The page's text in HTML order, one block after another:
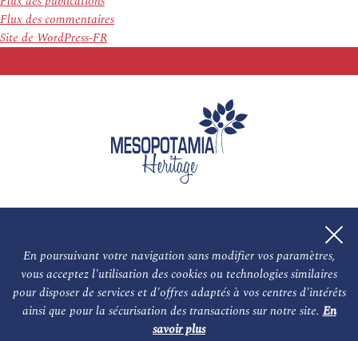
En poursuivant votre navigation sans modifier vos paramètres,
vous acceptez l'utilisation des cookies ou technologies similaires
pour disposer de services et d'offres adaptés à vos centres d'intérêts
ainsi que pour la sécurisation des transactions sur notre site.En
savoir plus
Flux des commentaires
Site de WordPress-FR
L'association NOS PARTENAIRES
Le conseil scientifique et nos experts Les auteurs